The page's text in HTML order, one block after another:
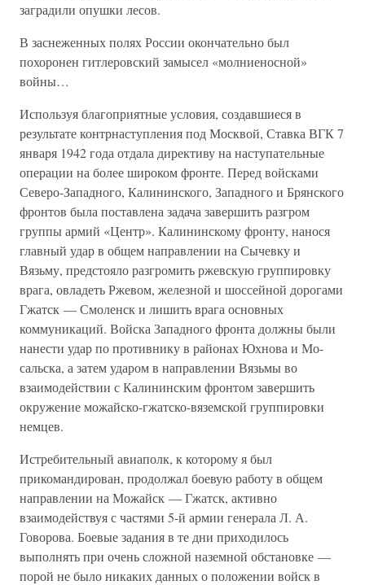
заградили опушки лесов.
В заснеженных полях России окончательно был
похоронен гитлеровский замысел «молниеносной»
войны…
Используя благоприятные условия, создавшиеся в
результате контрнаступления под Москвой, Ставка ВГК 7
января 1942 года отдала директиву на наступательные
операции на более широком фронте. Перед войсками
Северо-Западного, Калининского, Западного и Брянского
фронтов была поставлена задача завершить разгром
группы армий «Центр». Калининскому фронту, нанося
главный удар в общем направлении на Сычевку и
Вязьму, предстояло разгромить ржевскую группировку
врага, овладеть Ржевом, железной и шоссейной дорогами
Гжатск — Смоленск и лишить врага основных
коммуникаций. Войска Западного фронта должны были
нанести удар по противнику в районах Юхнова и Мо-
сальска, а затем ударом в направлении Вязьмы во
взаимодействии с Калининским фронтом завершить
окружение можайско-гжатско-вяземской группировки
немцев.
Истребительный авиаполк, к которому я был
прикомандирован, продолжал боевую работу в общем
направлении на Можайск — Гжатск, активно
взаимодействуя с частями 5-й армии генерала Л. А.
Говорова. Боевые задания в те дни приходилось
выполнять при очень сложной наземной обстановке —
порой не было никаких данных о положении войск в